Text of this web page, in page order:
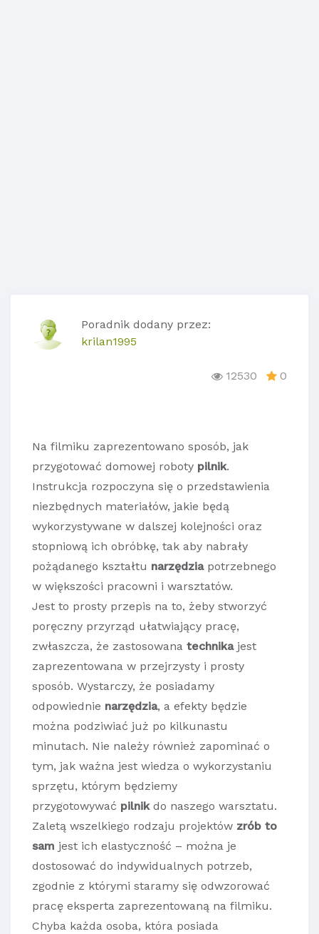
Poradnik dodany przez:
krilan1995
12530 0
Na filmiku zaprezentowano sposób, jak
przygotować domowej roboty pilnik.
Instrukcja rozpoczyna się o przedstawienia
niezbędnych materiałów, jakie będą
wykorzystywane w dalszej kolejności oraz
stopniową ich obróbkę, tak aby nabrały
pożądanego kształtu narzędziapotrzebnego
w większości pracowni i warsztatów.
Jest to prosty przepis na to, żeby stworzyć
poręczny przyrząd ułatwiający pracę,
zwłaszcza, że zastosowana technikajest
zaprezentowana w przejrzysty i prosty
sposób. Wystarczy, że posiadamy
odpowiednie narzędzia, a efekty będzie
można podziwiać już po kilkunastu
minutach. Nie należy również zapominać o
tym, jak ważna jest wiedza o wykorzystaniu
sprzętu, którym będziemy
przygotowywać pilnikdo naszego warsztatu.
Zaletą wszelkiego rodzaju projektów zrób to
sam jest ich elastyczność – można je
dostosować do indywidualnych potrzeb,
zgodnie z którymi staramy się odwzorować
pracę eksperta zaprezentowaną na filmiku.
Chyba każda osoba, która posiada